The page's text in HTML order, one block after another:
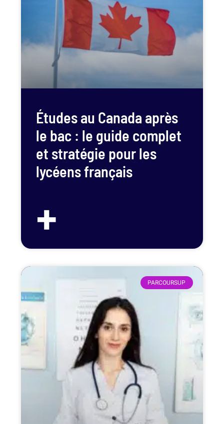
Études au Canada après
le bac : le guide complet
et stratégie pour les
lycéens français
+
PARCOURSUP